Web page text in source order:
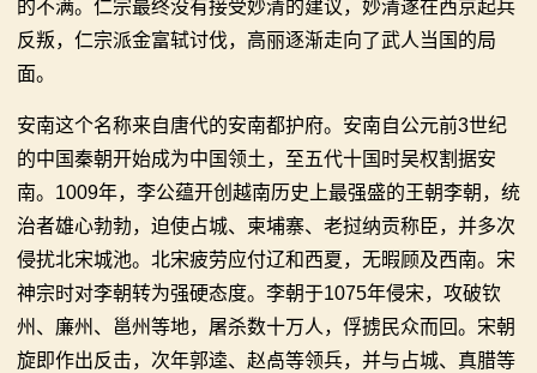
的不满。仁宗最终没有接受妙清的建议，妙清遂在西京起兵
反叛，仁宗派金富轼讨伐，高丽逐渐走向了武人当国的局
面。
安南这个名称来自唐代的安南都护府。安南自公元前3世纪
的中国秦朝开始成为中国领土，至五代十国时吴权割据安
南。1009年，李公蕴开创越南历史上最强盛的王朝李朝，统
治者雄心勃勃，迫使占城、柬埔寨、老挝纳贡称臣，并多次
侵扰北宋城池。北宋疲劳应付辽和西夏，无暇顾及西南。宋
神宗时对李朝转为强硬态度。李朝于1075年侵宋，攻破钦
州、廉州、邕州等地，屠杀数十万人，俘掳民众而回。宋朝
旋即作出反击，次年郭逵、赵卨等领兵，并与占城、真腊等